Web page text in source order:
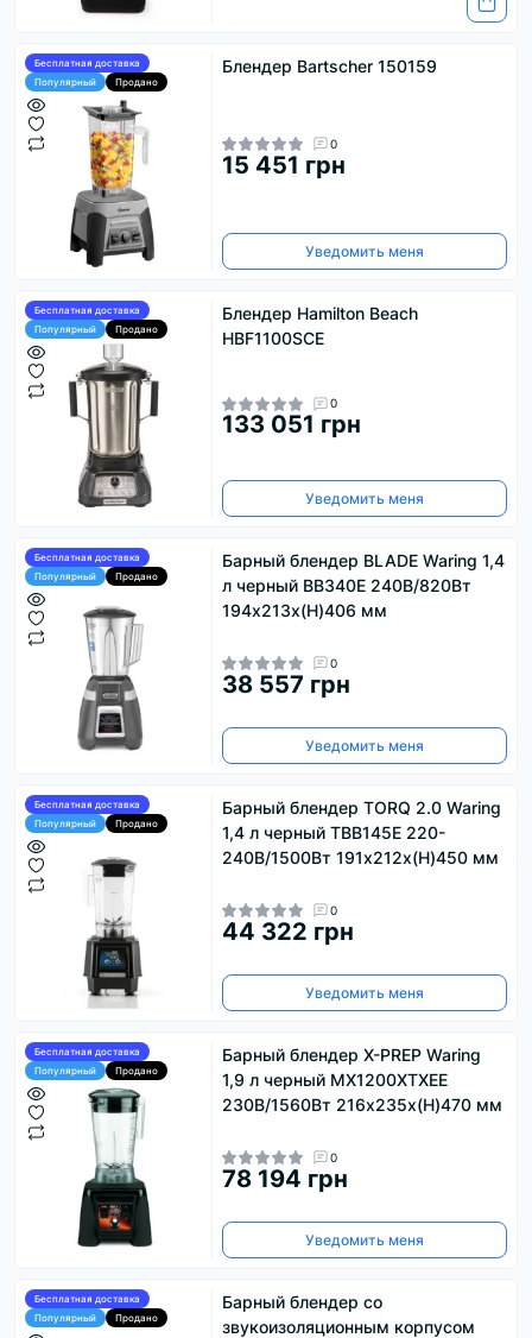
Бесплатная доставка
Популярный
Продано
Блендер Bartscher 150159
0
15 451 грн
Уведомить меня
Бесплатная доставка
Популярный
Продано
Блендер Hamilton Beach
HBF1100SCE
0
133 051 грн
Уведомить меня
Бесплатная доставка
Популярный
Продано
Барный блендер BLADE Waring 1,4
л черный BB340E 240В/820Вт
194x213x(H)406 мм
0
38 557 грн
Уведомить меня
Бесплатная доставка
Популярный
Продано
Барный блендер TORQ 2.0 Waring
1,4 л черный TBB145E 220-
240В/1500Вт 191x212x(H)450 мм
0
44 322 грн
Уведомить меня
Бесплатная доставка
Популярный
Продано
Барный блендер X-PREP Waring
1,9 л черный MX1200XTXEE
230В/1560Вт 216x235x(H)470 мм
0
78 194 грн
Уведомить меня
Бесплатная доставка
Популярный
Продано
Барный блендер со
звукоизоляционным корпусом